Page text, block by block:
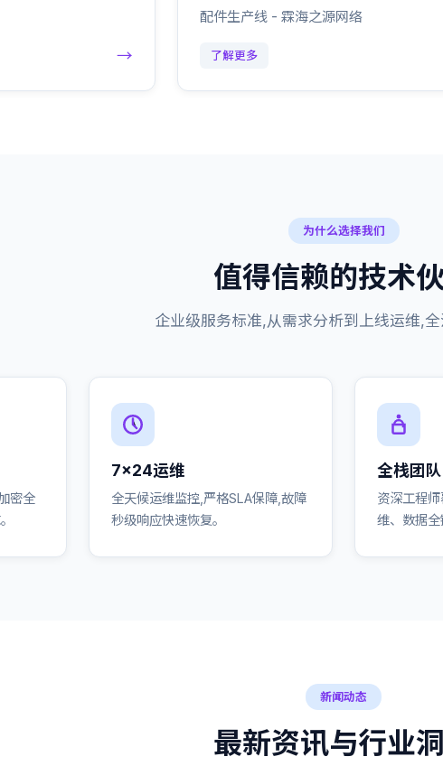
→
配件生产线 - 霖海之源网络
了解更多
为什么选择我们
值得信赖的技术
企业级服务标准,从需求分析到上线运维,
密全
7×24运维
全天候运维监控,严格SLA保障,故障
秒级响应快速恢复。
全栈团队
资深工程
维、数据全
新闻动态
最新资讯与行业